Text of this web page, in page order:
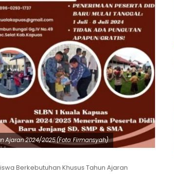
Ajaran 2024/2025.(Foto: Firmansyah)
Berkebutuhan Khusus Tahun Ajaran